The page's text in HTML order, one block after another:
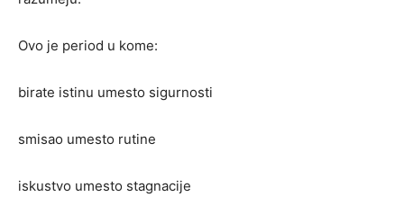
Ovo je period u kome:
birate istinu umesto sigurnosti
smisao umesto rutine
iskustvo umesto stagnacije